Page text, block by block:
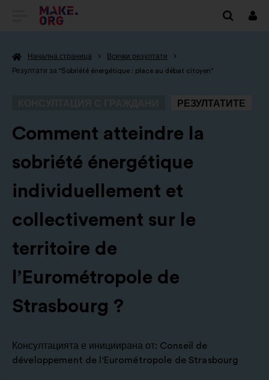
ОТИДЕТЕ
НАЧАЛНАТА
MAKE.ORG
Начална страница
Всички резултати
Резултати за "Sobriété énergétique : place au débat citoyen"
РЕЗУЛТАТИТЕ
-
Comment atteindre la
sobriété énergétique
individuellement et
collectivement sur le
territoire de
l’Eurométropole de
Strasbourg ?
Консултацията е инициирана от: Conseil de
développement de l'Eurométropole de Strasbourg